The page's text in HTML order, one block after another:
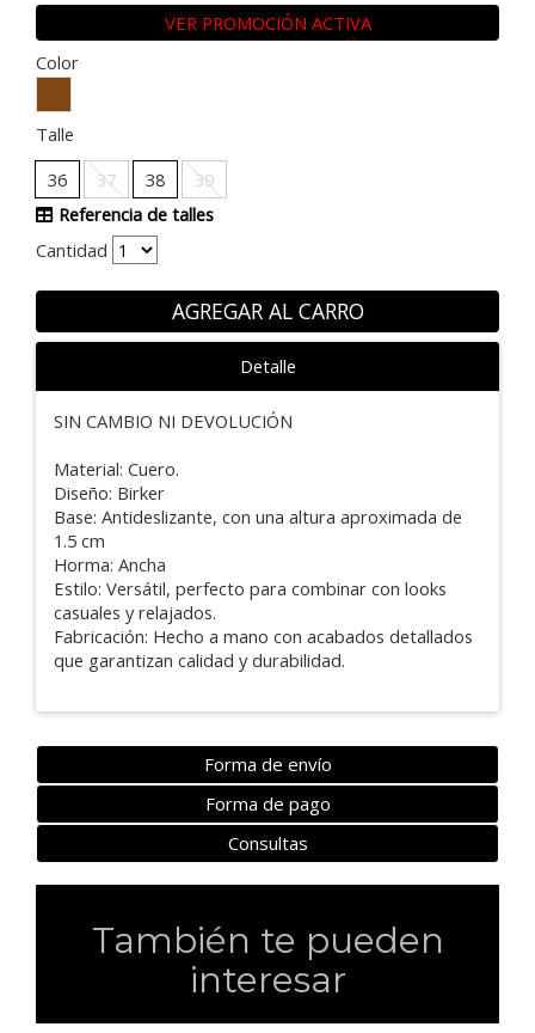
VER PROMOCIÓN ACTIVA
Color
Talle
36
37 38
39
Referencia de talles
Cantidad
AGREGAR AL CARRO
Detalle
SIN CAMBIO NI DEVOLUCIÓN
Material: Cuero.
Diseño: Birker
Base: Antideslizante, con una altura aproximada de
1.5 cm
Horma: Ancha
Estilo: Versátil, perfecto para combinar con looks
casuales y relajados.
Fabricación: Hecho a mano con acabados detallados
que garantizan calidad y durabilidad.
Forma de envío
Forma de pago
Consultas
También te pueden
interesar